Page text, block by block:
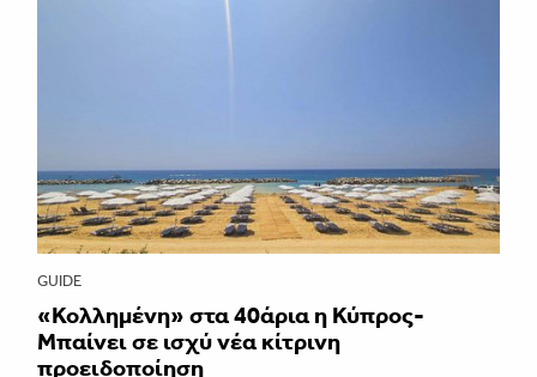
GUIDE
«Κολλημένη» στα 40άρια η Κύπρος-
Μπαίνει σε ισχύ νέα κίτρινη
προειδοποίηση